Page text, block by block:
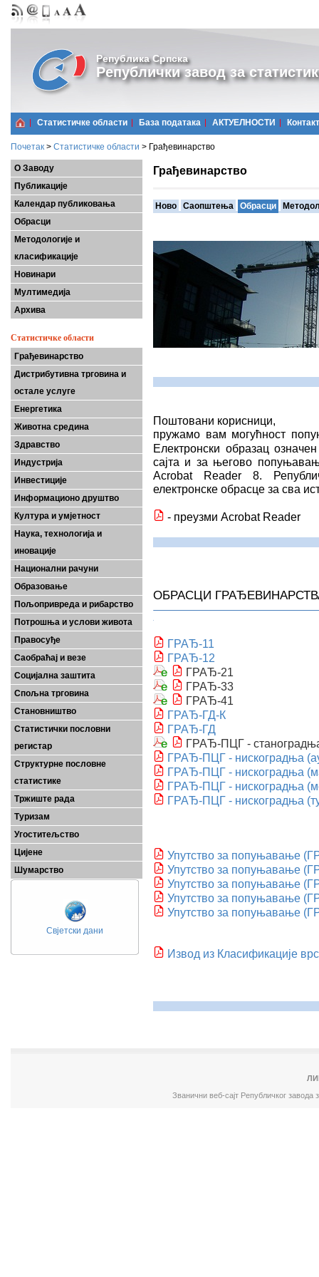
Република Српска
Републички завод за
Статистичке области Базa података АКТУЕЛНОСТИ Контакт
Почетак > Статистичке области > Грађевинарство
О Заводу
Публикације
Календар публиковања
Обрасци
Методологије и
класификације
Новинари
Мултимедија
Архива
Статистичке области
Грађевинарство
Дистрибутивна трговина и
остале услуге
Енергетика
Животна средина
Здравство
Индустрија
Инвестиције
Информационо друштво
Култура и умјетност
Наука, технологија и
иновације
Национални рачуни
Образовање
Пољопривреда и рибарство
Потрошња и услови живота
Правосуђе
Саобраћај и везе
Социјална заштита
Спољна трговина
Становништво
Статистички пословни
регистар
Структурне пословне
статистике
Тржиште рада
Туризам
Угоститељство
Цијене
Шумарство
Свјетски дани
Грађевинарство
Ново Саопштења Обрасци
Поштовани корисници,
пружамо вам могућност
Електронски образац
сајта и за његово
Acrobat Reader 8.
електронске обрасце за сва
- преузми Acrobat Reader
ОБРАСЦИ
ГРАЂ-11
ГРАЂ-12
ГРАЂ-21
ГРАЂ-33
ГРАЂ-41
ГРАЂ-ГД-К
ГРАЂ-ГД
ГРАЂ-ПЦГ -
ГРАЂ-ПЦГ - нискоградња
ГРАЂ-ПЦГ - нискоградња
ГРАЂ-ПЦГ - нискоградња
ГРАЂ-ПЦГ - нискоградња
Упутство за попуњавање
Упутство за попуњавање
Упутство за попуњавање
Упутство за попуњавање
Упутство за попуњавање
Извод из Класификације
Званични веб-сајт Републичког